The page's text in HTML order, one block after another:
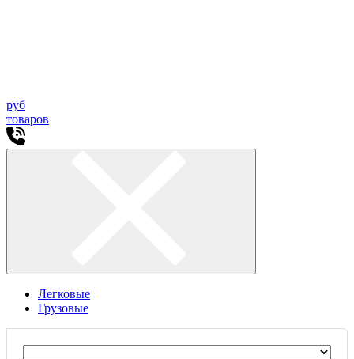
руб
товаров
Легковые
Грузовые